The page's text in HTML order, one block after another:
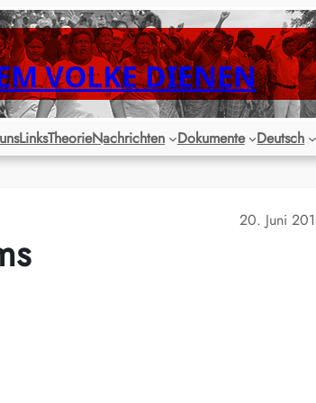
VOLKE DIENEN
LinksTheorieNachrichten Dokumente Deutsch
20. Juni